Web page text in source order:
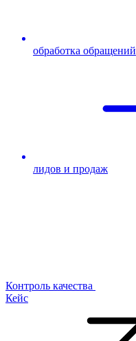
обработка обращений
лидов и продаж
Контроль качества
Кейс